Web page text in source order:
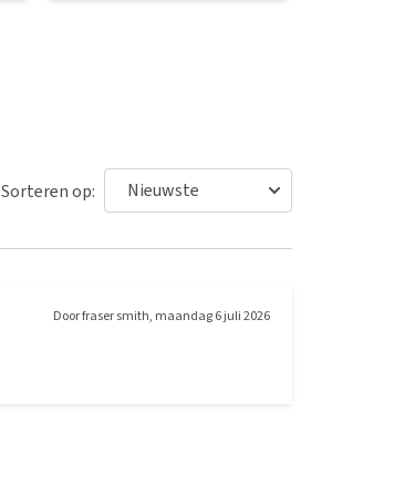
Sorteren op:
Doorfraser smith, maandag 6 juli 2026